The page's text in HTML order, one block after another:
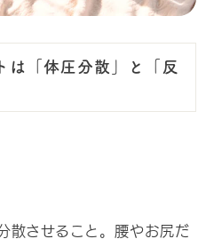
は「体圧分散」と「反
散させること。腰やお尻だ